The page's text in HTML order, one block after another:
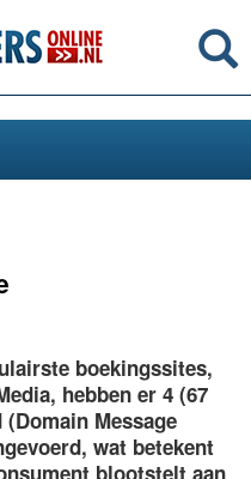
boekingssites,
hebben er 4 (67
Message
wat betekent
blootstelt aan